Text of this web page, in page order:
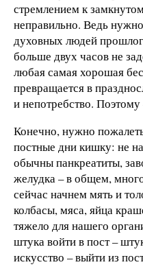
стремлением к
неправильно. Ведь
духовных людей
больше двух часов не
любая самая хорошая
превращается в
и непотребство.
Конечно, нужно
постные дни кишку: не
обычны панкреатиты,
желудка – в общем,
сейчас начнем мять и
колбасы, мяса, яйца
тяжело для нашего
штука войти в пост –
искусство – выйти из